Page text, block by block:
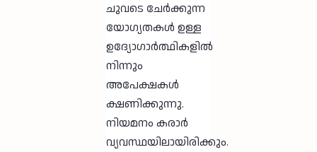
ചുവടെ ചേർക്കുന്ന
യോഗ്യതകൾ ഉള്ള
ഉദ്യോഗാർത്ഥികളിൽ
നിന്നും
അപേക്ഷകൾ
ക്ഷണിക്കുന്നു.
നിയമനം കരാർ
വ്യവസ്ഥയിലായിരിക്കും.